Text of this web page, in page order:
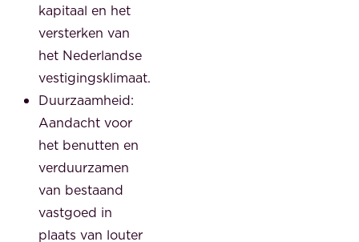
kapitaal en het
versterken van
het Nederlandse
vestigingsklimaat.
Duurzaamheid:
Aandacht voor
het benutten en
verduurzamen
van bestaand
vastgoed in
plaats van louter